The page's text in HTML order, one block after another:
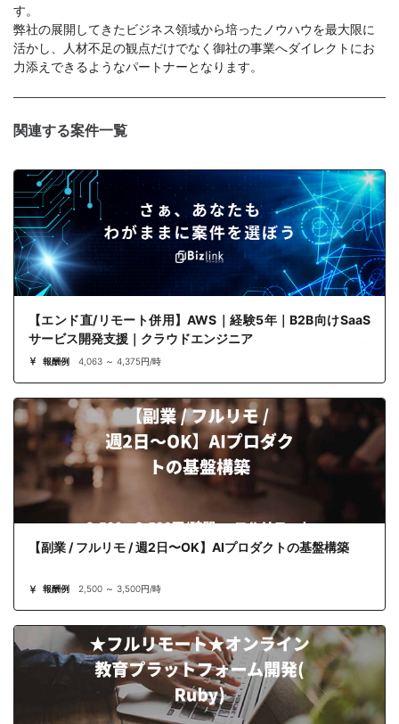
す。
弊社の展開してきたビジネス領域から培ったノウハウを最大限に
活かし、人材不足の観点だけでなく御社の事業へダイレクトにお
力添えできるようなパートナーとなります。
関連する案件一覧
【エンド直/リモート併用】AWS｜経験5年｜B2B向けSaaS
サービス開発支援｜クラウドエンジニア
報酬例 4,063 ～ 4,375円/時
【副業 / フルリモ / 週2日〜OK】AIプロダクトの基盤構築
報酬例 2,500 ～ 3,500円/時